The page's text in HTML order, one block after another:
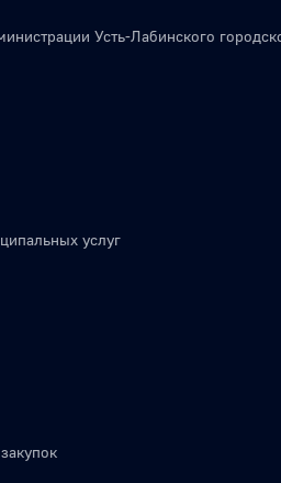
Усть-Лабинского
услуг